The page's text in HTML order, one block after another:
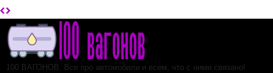
100 ВАГОНОВ. Все про автомобили и всем, что с ними связано!